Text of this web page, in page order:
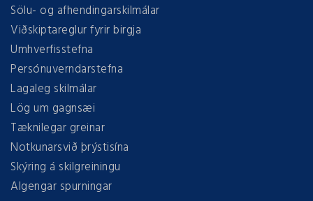
Sölu- og afhendingarskilmálar
Viðskiptareglur fyrir birgja
Umhverfisstefna
Persónuverndarstefna
Lagaleg skilmálar
Lög um gagnsæi
Tæknilegar greinar
Notkunarsvið þrýstisína
Skýring á skilgreiningu
Algengar spurningar